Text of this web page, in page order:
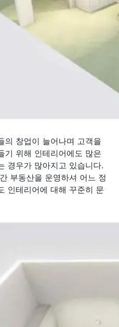
의 창업이 늘어나며 고객을
기 위해 인테리어에도 많은
경우가 많아지고 있습니다.
부동산을 운영하셔 어느 정
인테리어에 대해 꾸준히 문